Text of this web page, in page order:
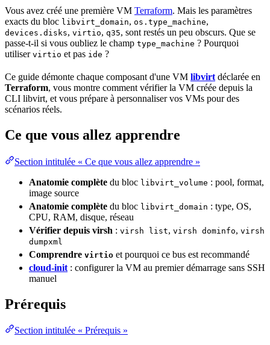
Vous avez créé une première VM Terraform. Mais les paramètres
exacts du bloc libvirt_domain, os.type_machine,
devices.disks, virtio, q35, sont restés un peu obscurs. Que se
passe-t-il si vous oubliez le champ type_machine ? Pourquoi
utiliser virtio et pas ide ?
Ce guide démonte chaque composant d'une VM libvirt déclarée en
Terraform, vous montre comment vérifier la VM créée depuis la
CLI libvirt, et vous prépare à personnaliser vos VMs pour des
scénarios réels.
Ce que vous allez apprendre
Section intitulée « Ce que vous allez apprendre »
Anatomie complète du bloc libvirt_volume : pool, format,
image source
Anatomie complète du bloc libvirt_domain : type, OS,
CPU, RAM, disque, réseau
Vérifier depuis virsh : virsh list, virsh dominfo, virsh
dumpxml
Comprendre virtio et pourquoi ce bus est recommandé
cloud-init : configurer la VM au premier démarrage sans SSH
manuel
Prérequis
Section intitulée « Prérequis »